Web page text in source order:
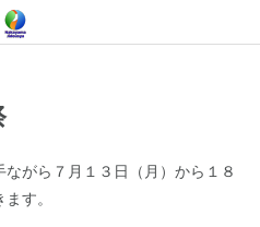
がら７月１３日（月）から１８
す。